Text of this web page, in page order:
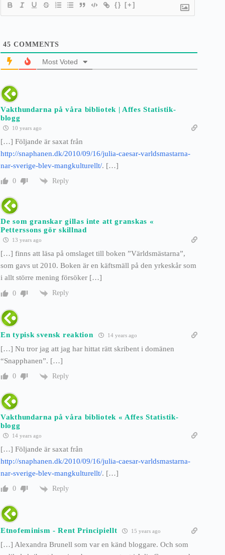
{} [+]
45 COMMENTS
Most Voted
Vakthundarna på våra bibliotek | Affes Statistik-
blogg
10 years ago
[…] Följande är saxat från
http://snaphanen.dk/2010/09/16/julia-caesar-varldsmastarna-
nar-sverige-blev-mangkulturellt/. […]
0 Reply
De som granskar gillas inte att granskas «
Petterssons gör skillnad
13 years ago
[…] finns att läsa på omslaget till boken ”Världsmästarna”,
som gavs ut 2010. Boken är en käftsmäll på den yrkeskår som
i allt större mening försöker […]
0 Reply
En typisk svensk reaktion 14 years ago
[…] Nu tror jag att jag har hittat rätt skribent i domänen
“Snapphanen”. […]
0 Reply
Vakthundarna på våra bibliotek « Affes Statistik-
blogg
14 years ago
[…] Följande är saxat från
http://snaphanen.dk/2010/09/16/julia-caesar-varldsmastarna-
nar-sverige-blev-mangkulturellt/. […]
0 Reply
Etnofeminism - Rent Principiellt 15 years ago
[…] Alexandra Brunell som var en känd bloggare. Och som